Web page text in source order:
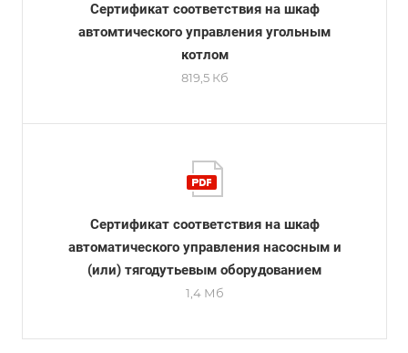
Сертификат соответствия на шкаф
автомтического управления угольным
котлом
819,5 Кб
Сертификат соответствия на шкаф
автоматического управления насосным и
(или) тягодутьевым оборудованием
1,4 Мб